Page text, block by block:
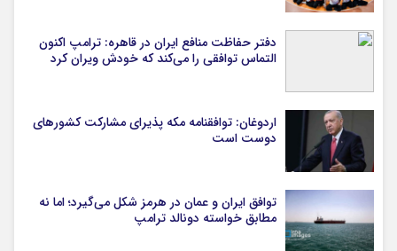
دفتر حفاظت منافع ایران در قاهره: ترامپ اکنون
التماس توافقی را می‌کند که خودش ویران کرد
اردوغان: توافقنامه مکه پذیرای مشارکت کشورهای
دوست است
توافق ایران و عمان در هرمز شکل می‌گیرد؛ اما نه
مطابق خواسته دونالد ترامپ